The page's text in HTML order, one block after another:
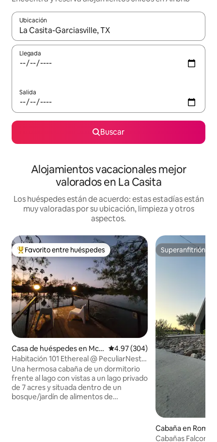
Ubicación
Cuando los resultados estén disponibles, navega con las
Llegada
Salida
Buscar
Alojamientos vacacionales mejor
valorados en La Casita
Los huéspedes están de acuerdo: estas estadías están
muy valoradas por su ubicación, limpieza y otros
aspectos.
Favorito entre huéspedes preferido
Favorito entre huéspedes
Casa de huéspedes en McA
llen
Calificación promedio: 4.97 de
4.97 (304)
Habitación 101 Ethereal @ PeculiarNest
Lake Conception
Una hermosa cabaña de un dormitorio
frente al lago con vistas a un lago privado
de 7 acres y situada dentro de un
bosque/jardín de alimentos de
Superanfitrión
Superanfitrión
Cabaña en Roma
Cabañas Falcon